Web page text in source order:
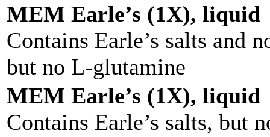
MEM Earle’s (1X), liquid
Contains Earle’s salts and
but no L-glutamine
MEM Earle’s (1X), liquid
Contains Earle’s salts, but